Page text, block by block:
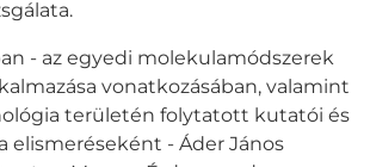
- az egyedi molekulamódszerek
vonatkozásában, valamint
területén folytatott kutatói és
elismeréseként - Áder János